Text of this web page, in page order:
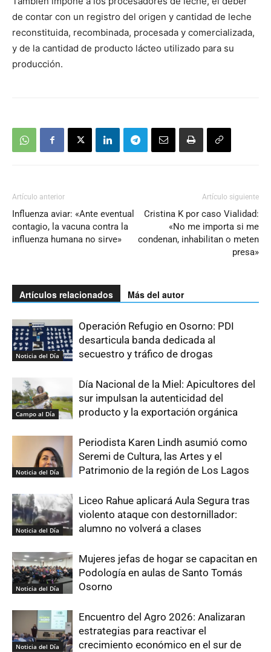
de contar con un registro del origen y cantidad de leche
reconstituida, recombinada, procesada y comercializada,
y de la cantidad de producto lácteo utilizado para su
producción.
Artículo anterior
Influenza aviar: «Ante eventual
contagio, la vacuna contra la
influenza humana no sirve»
Artículo siguiente
Cristina K por caso Vialidad:
«No me importa si me
condenan, inhabilitan o meten
presa»
Artículos relacionados Más del autor
Noticia del Día
Operación Refugio en Osorno: PDI
desarticula banda dedicada al
secuestro y tráfico de drogas
Campo al Día
Día Nacional de la Miel: Apicultores del
sur impulsan la autenticidad del
producto y la exportación orgánica
Noticia del Día
Periodista Karen Lindh asumió como
Seremi de Cultura, las Artes y el
Patrimonio de la región de Los Lagos
Noticia del Día
Liceo Rahue aplicará Aula Segura tras
violento ataque con destornillador:
alumno no volverá a clases
Noticia del Día
Mujeres jefas de hogar se capacitan en
Podología en aulas de Santo Tomás
Osorno
Noticia del Día
Encuentro del Agro 2026: Analizaran
estrategias para reactivar el
crecimiento económico en el sur de